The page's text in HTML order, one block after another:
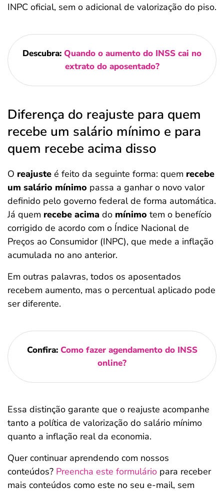
INPC oficial, sem o adicional de valorização do piso.
Descubra: Quando o aumento do INSS cai no
extrato do aposentado?
Diferença do reajuste para quem
recebe um salário mínimo e para
quem recebe acima disso
O reajuste é feito da seguinte forma: quem recebe
um salário mínimo passa a ganhar o novo valor
definido pelo governo federal de forma automática.
Já quem recebe acima do mínimo tem o benefício
corrigido de acordo com o Índice Nacional de
Preços ao Consumidor (INPC), que mede a inflação
acumulada no ano anterior.
Em outras palavras, todos os aposentados
recebem aumento, mas o percentual aplicado pode
ser diferente.
Confira: Como fazer agendamento do INSS
online?
Essa distinção garante que o reajuste acompanhe
tanto a política de valorização do salário mínimo
quanto a inflação real da economia.
Quer continuar aprendendo com nossos
conteúdos? Preencha este formulário para receber
mais conteúdos como este no seu e-mail, sem